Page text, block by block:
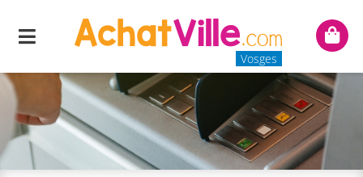
Menu
Vosges
Mon